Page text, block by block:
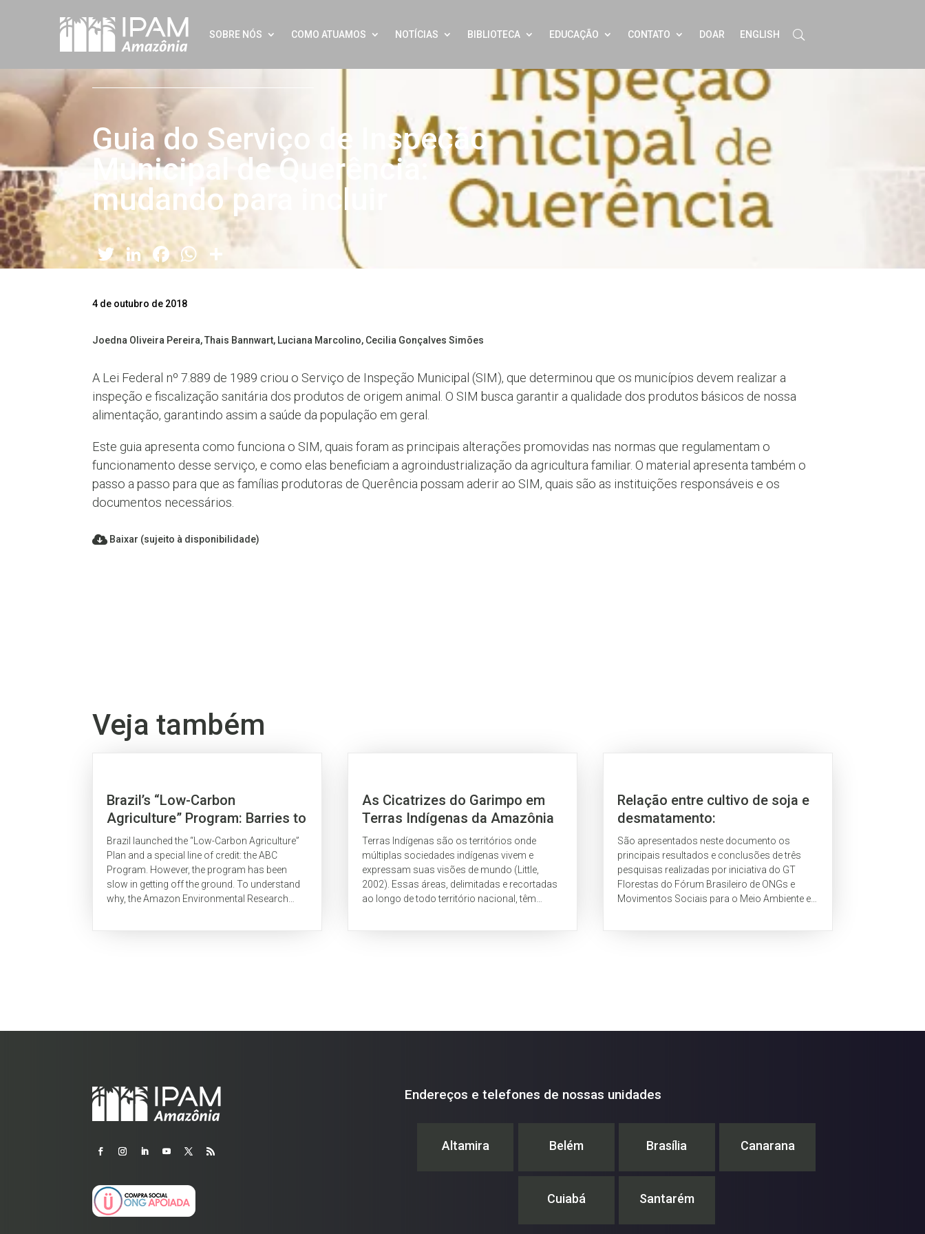
SOBRE NÓS COMO ATUAMOS NOTÍCIAS BIBLIOTECA EDUCAÇÃO CONTATO DOAR ENGLISH
Guia do Serviço de Inspeção
Municipal de Querência:
mudando para incluir
Twitter
LinkedIn
Facebook
WhatsApp
Share
4 de outubro de 2018
Joedna Oliveira Pereira, Thais Bannwart, Luciana Marcolino, Cecilia Gonçalves Simões
A Lei Federal nº 7.889 de 1989 criou o Serviço de Inspeção Municipal (SIM), que determinou que os municípios devem realizar a
inspeção e fiscalização sanitária dos produtos de origem animal. O SIM busca garantir a qualidade dos produtos básicos de nossa
alimentação, garantindo assim a saúde da população em geral.
Este guia apresenta como funciona o SIM, quais foram as principais alterações promovidas nas normas que regulamentam o
funcionamento desse serviço, e como elas beneficiam a agroindustrialização da agricultura familiar. O material apresenta também o
passo a passo para que as famílias produtoras de Querência possam aderir ao SIM, quais são as instituições responsáveis e os
documentos necessários.
Baixar (sujeito à disponibilidade)
Veja também
Brazil’s “Low-Carbon
Agriculture” Program: Barries to
implementation
Brazil launched the “Low-Carbon Agriculture”
Plan and a special line of credit: the ABC
Program. However, the program has been
slow in getting off the ground. To understand
why, the Amazon Environmental Research
As Cicatrizes do Garimpo em
Terras Indígenas da Amazônia
Brasileira
Terras Indígenas são os territórios onde
múltiplas sociedades indígenas vivem e
expressam suas visões de mundo (Little,
2002). Essas áreas, delimitadas e recortadas
ao longo de todo território nacional, têm
Relação entre cultivo de soja e
desmatamento:
Compreendendo a dinâmica
São apresentados neste documento os
principais resultados e conclusões de três
pesquisas realizadas por iniciativa do GT
Florestas do Fórum Brasileiro de ONGs e
Movimentos Sociais para o Meio Ambiente e
Endereços e telefones de nossas unidades
Altamira Belém Brasília Canarana
Cuiabá Santarém